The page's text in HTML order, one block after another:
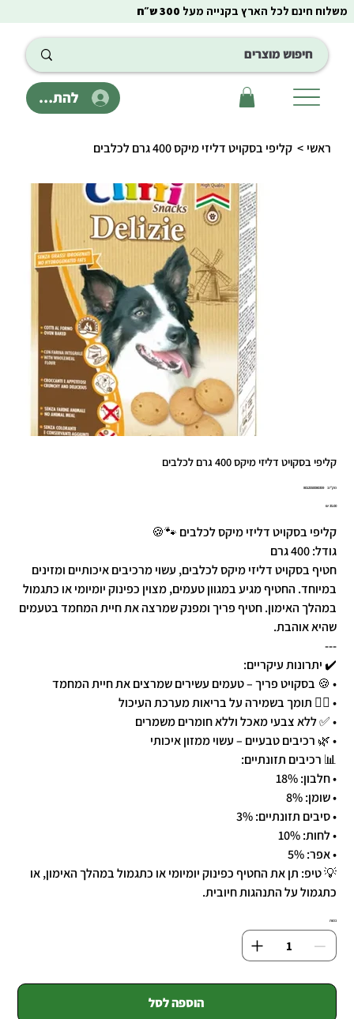
להתחבר
משלוח חינם לכל הארץ בקנייה מעל 300 ש״ח
ראשי > קליפי בסקויט דליזי מיקס 400 גרם לכלבים
קליפי בסקויט דליזי מיקס 400 גרם לכלבים
מק"ט:
מק"ט
8012550080359
מחיר‏35.00 ‏₪
קליפי בסקויט דליזי מיקס לכלבים 🐾🍪
גודל: 400 גרם
חטיף בסקויט דליזי מיקס לכלבים, עשוי מרכיבים איכותיים ומזינים
במיוחד. החטיף מגיע במגוון טעמים, מצוין כפינוק יומיומי או כתגמול
במהלך האימון. חטיף פריך ומפנק שמרצה את חיית המחמד בטעמים
שהיא אוהבת.
---
✔️ יתרונות עיקריים:
• 🍪 בסקויט פריך – טעמים עשירים שמרצים את חיית המחמד
• 🧑‍⚕️ תומך בשמירה על בריאות מערכת העיכול
• ✅ ללא צבעי מאכל וללא חומרים משמרים
• 🌿 רכיבים טבעיים – עשוי ממזון איכותי
📊 רכיבים תזונתיים:
• חלבון: 18%
• שומן: 8%
• סיבים תזונתיים: 3%
• לחות: 10%
• אפר: 5%
💡 טיפ: תן את החטיף כפינוק יומיומי או כתגמול במהלך האימון, או
כתגמול על התנהגות חיובית.
כמות
הוספה לסל